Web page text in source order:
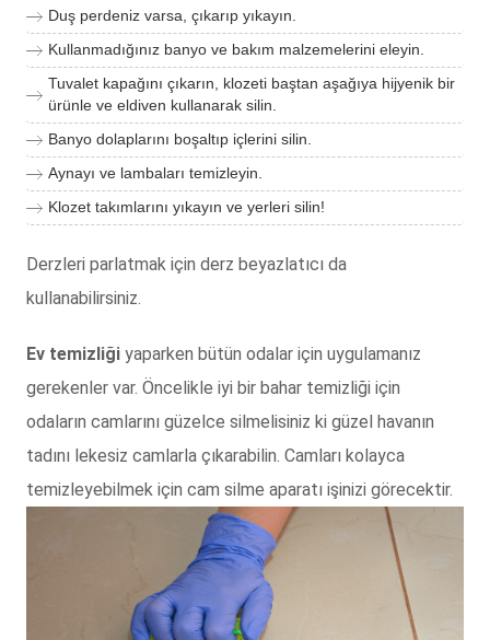
Duş perdeniz varsa, çıkarıp yıkayın.
Kullanmadığınız banyo ve bakım malzemelerini eleyin.
Tuvalet kapağını çıkarın, klozeti baştan aşağıya hijyenik bir
ürünle ve eldiven kullanarak silin.
Banyo dolaplarını boşaltıp içlerini silin.
Aynayı ve lambaları temizleyin.
Klozet takımlarını yıkayın ve yerleri silin!
Derzleri parlatmak için derz beyazlatıcı da
kullanabilirsiniz.
Ev temizliğiyaparken bütün odalar için uygulamanız
gerekenler var. Öncelikle iyi bir bahar temizliği için
odaların camlarını güzelce silmelisiniz ki güzel havanın
tadını lekesiz camlarla çıkarabilin. Camları kolayca
temizleyebilmek için cam silme aparatı işinizi görecektir.